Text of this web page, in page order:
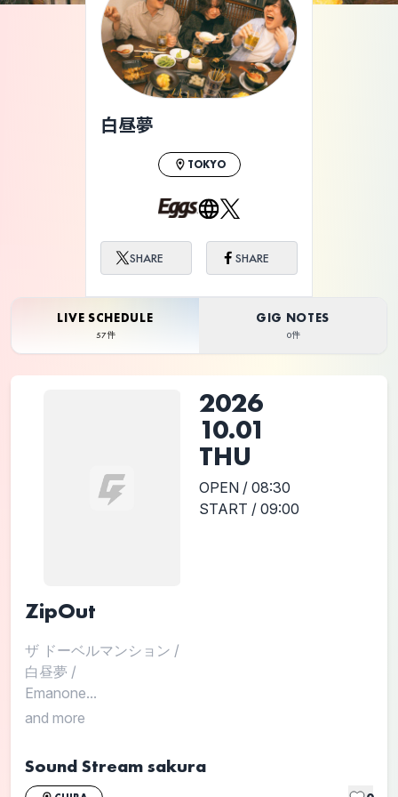
ライブ体験をもっと楽しく、もっと便利
に。
白昼夢
TOKYO
SHARE SHARE
LIVE SCHEDULE
57件
GIG NOTES
0件
2026
10.01
THU
OPEN / 08:30
START / 09:00
ZipOut
ザ ドーベルマンション /
白昼夢 /
Emanone...
and more
Sound Stream sakura